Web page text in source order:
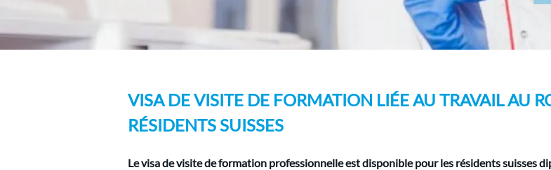
VISA DE VISITE DE FORMATION LIÉE AU TRAVAIL AU
RÉSIDENTS SUISSES
Le visa de visite de formation professionnelle est disponible pour les résidents suisses